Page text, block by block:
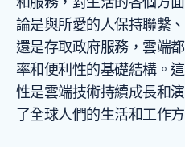
論是與所愛的人保持聯繫
還是存取政府服務，雲端
率和便利性的基礎結構。
性是雲端技術持續成長和
了全球人們的生活和工作方